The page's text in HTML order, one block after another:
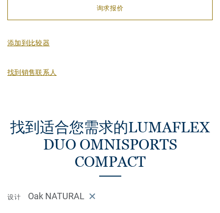
询求报价
添加到比较器
找到销售联系人
找到适合您需求的LUMAFLEX
DUO OMNISPORTS
COMPACT
设计 Oak NATURAL